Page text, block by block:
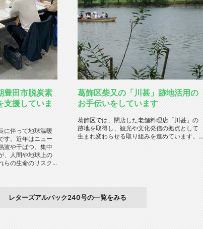
豊田市脱炭素
支援していま
に伴って地球温暖
す。近年はニュー
波や干ばつ、集中
、人間や地球上の
らの生命のリスク...
葛飾区柴又の「川甚」跡地活用の
お手伝いをしています
葛飾区では、閉店した老舗料理店「川甚」の
跡地を取得し、観光や文化発信の拠点として
生まれ変わらせる取り組みを進めています。...
レターズアルパック240号の一覧をみる